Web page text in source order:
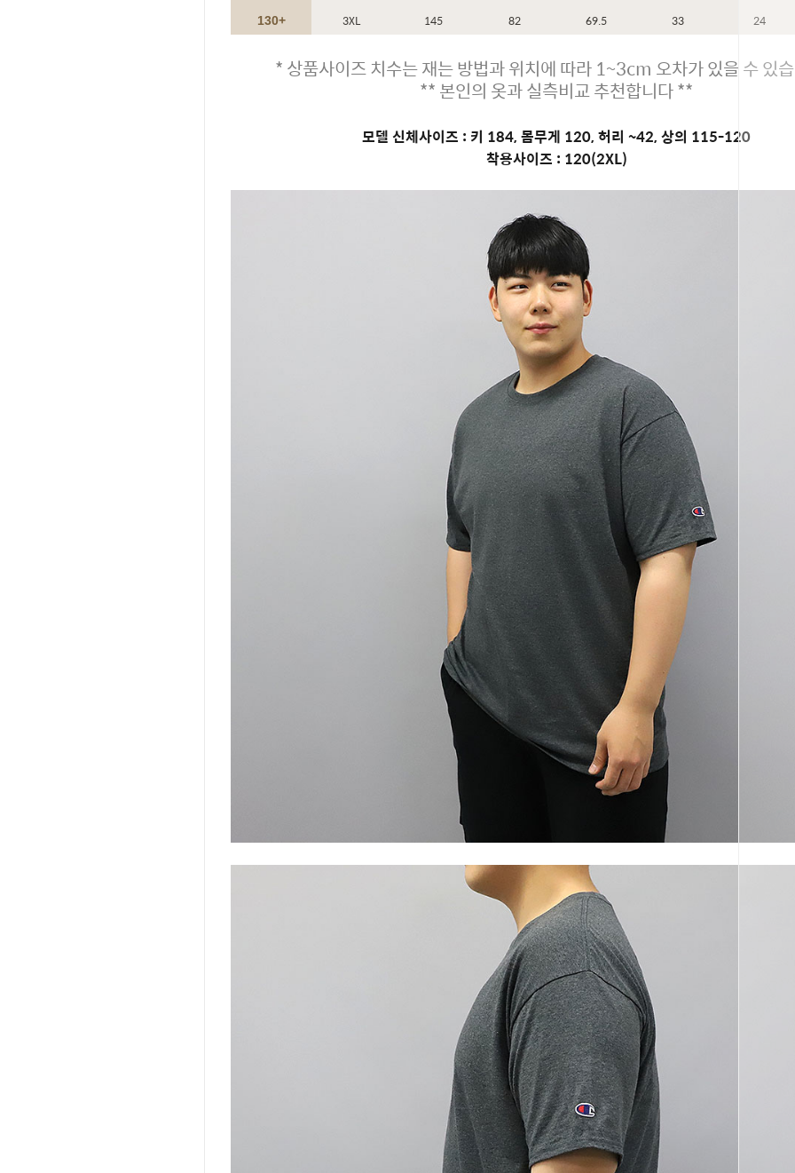
130+ 3XL 145 82 69.5 33 24
* 상품사이즈 치수는 재는 방법과 위치에 따라 1~3cm 오차가 있을 수 있
** 본인의 옷과 실측비교 추천합니다 **
모델 신체사이즈 : 키 184, 몸무게 120, 허리 ~42, 상의 115-120
착용사이즈 : 120(2XL)